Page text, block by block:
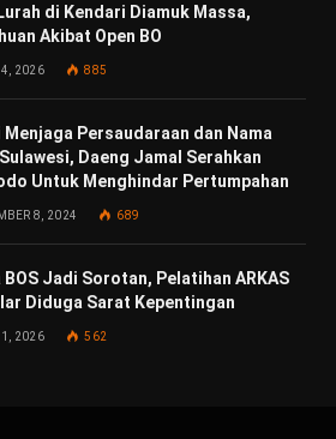
di Kendari Diamuk Massa,
Akibat Open BO
2026 885
Menjaga Persaudaraan dan Nama
Daeng Jamal Serahkan
Untuk Menghindar Pertumpahan
8, 2024 689
BOS Jadi Sorotan, Pelatihan ARKAS
Diduga Sarat Kepentingan
2026 562